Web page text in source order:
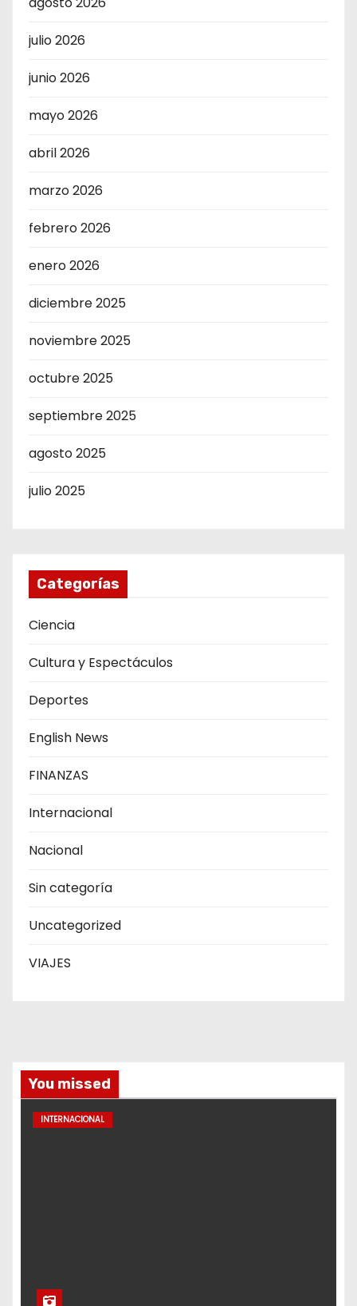
julio 2026
junio 2026
mayo 2026
abril 2026
marzo 2026
febrero 2026
enero 2026
diciembre 2025
noviembre 2025
octubre 2025
septiembre 2025
agosto 2025
julio 2025
Categorías
Ciencia
Cultura y Espectáculos
Deportes
English News
FINANZAS
Internacional
Nacional
Sin categoría
Uncategorized
VIAJES
You missed
INTERNACIONAL